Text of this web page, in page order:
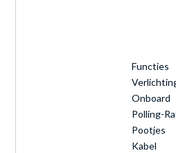
Functies
Onboard
Polling-
Pootjes
Kabel